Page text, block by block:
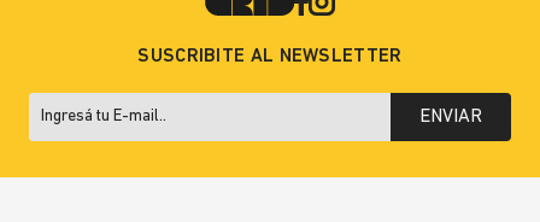
SUSCRIBITE AL NEWSLETTER
ENVIAR